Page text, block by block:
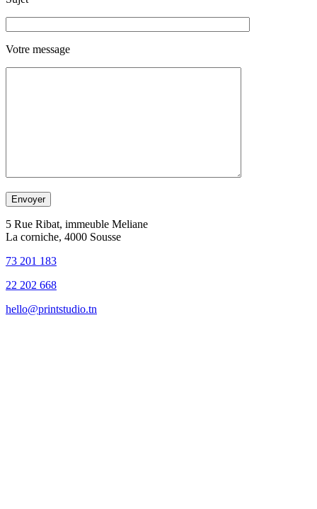
Votre message
5 Rue Ribat, immeuble Meliane
La corniche, 4000 Sousse
73 201 183
22 202 668
hello@printstudio.tn